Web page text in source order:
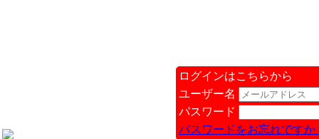
ログインはこちらから
ユーザー名
パスワード
パスワードをお忘れですか